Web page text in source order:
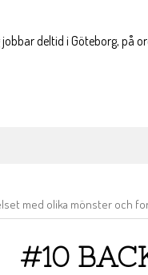
deltid i Göteborg, på
med olika mönster och
#10